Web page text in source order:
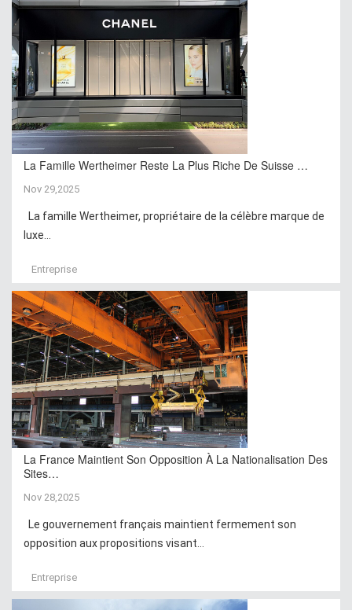
La Famille Wertheimer Reste La Plus Riche De Suisse …
Nov 29,2025
La famille Wertheimer, propriétaire de la célèbre marque de
luxe...
Entreprise
La France Maintient Son Opposition À La Nationalisation Des
Sites…
Nov 28,2025
Le gouvernement français maintient fermement son
opposition aux propositions visant...
Entreprise